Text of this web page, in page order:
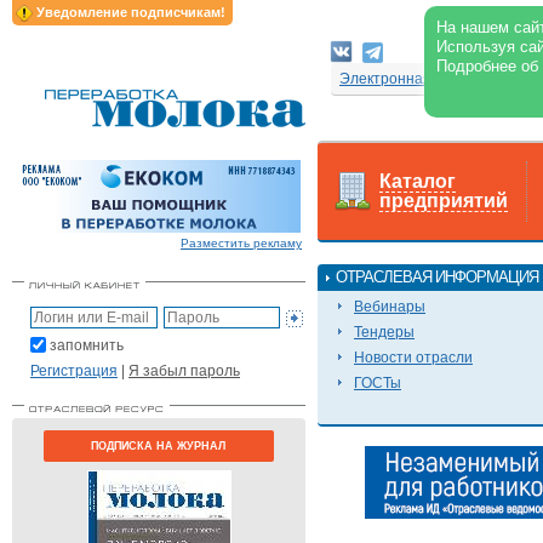
Уведомление подписчикам!
На нашем
Используя
Подробнее
Электронная версия
Разместить рекламу
запомнить
Регистрация | Я забыл пароль
ПОДПИСКА НА ЖУРНАЛ
Каталог
предприятий
ОТРАСЛЕВАЯ ИНФОРМАЦИЯ
Вебинары
Тендеры
Новости отрасли
ГОСТы